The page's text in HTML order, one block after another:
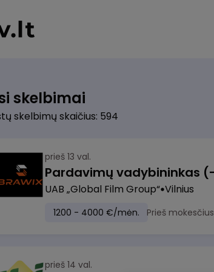
skelbimai
skelbimų skaičius: 594
prieš 13 val.
UAB „Global Film Group“ Vilnius
1200 - 4000 €/mėn. Prieš mokesčius
prieš 14 val.